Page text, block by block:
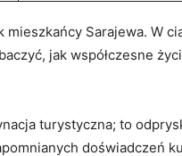
Sarajewa. W
jak⁢ współczesne
turystyczna;⁢ to
doświadczeń